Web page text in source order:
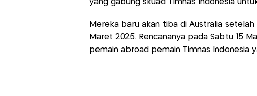
yang gabung skuad Timnas Indonesia
Mereka baru akan tiba di Australia
Maret 2025. Rencananya pada Sabtu 15
pemain abroad pemain Timnas Indonesia